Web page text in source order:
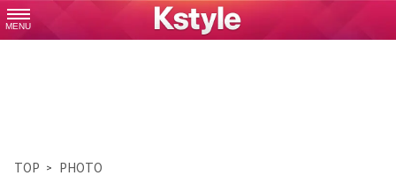
MENU
TOP PHOTO